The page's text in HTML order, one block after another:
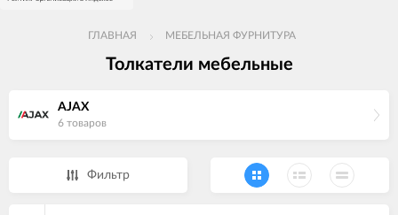
ГЛАВНАЯ МЕБЕЛЬНАЯ ФУРНИТУРА
Толкатели мебельные
AJAX
6 товаров
Фильтр